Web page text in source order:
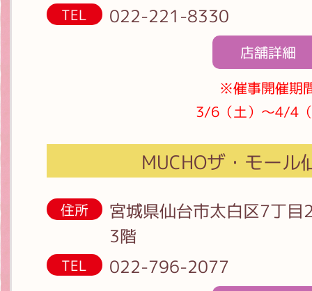
TEL 022-221-8330
店舗詳細
※催事開催期
3/6（土）～4/4
MUCHOザ・モール
住所
宮城県仙台市太白区7丁
3階
TEL 022-796-2077